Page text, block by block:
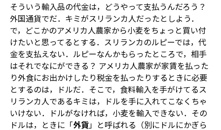
そういう輸入品の代金は，どうやって支払うんだろう？
外国通貨でだ．キミがスリランカ人だったとしよう．
で，どこかのアメリカ人農家から小麦をちょっと買い付
けたいと思ってるとする．スリランカのルピーでは，代
金を支払えない．ルピーなんかもらったところで，相手
はそれでなにができる？ アメリカ人農家が家賃を払った
り外食にお出かけしたり税金を払ったりするときに必要
とするのは，ドルだ．そこで，食料輸入を手がけてるス
リランカ人であるキミは，ドルを手に入れてこなくちゃ
いけない．ドルがなければ，小麦を輸入できない．その
ドルは，ときに「外貨」と呼ばれる（別にドルにかぎら